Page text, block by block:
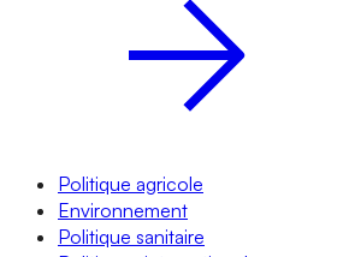
Politique agricole
Environnement
Politique sanitaire